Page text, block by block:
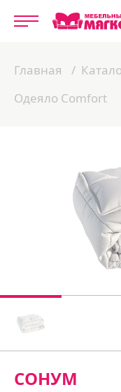
Главная
Одеяло Comfort
СОНУМ